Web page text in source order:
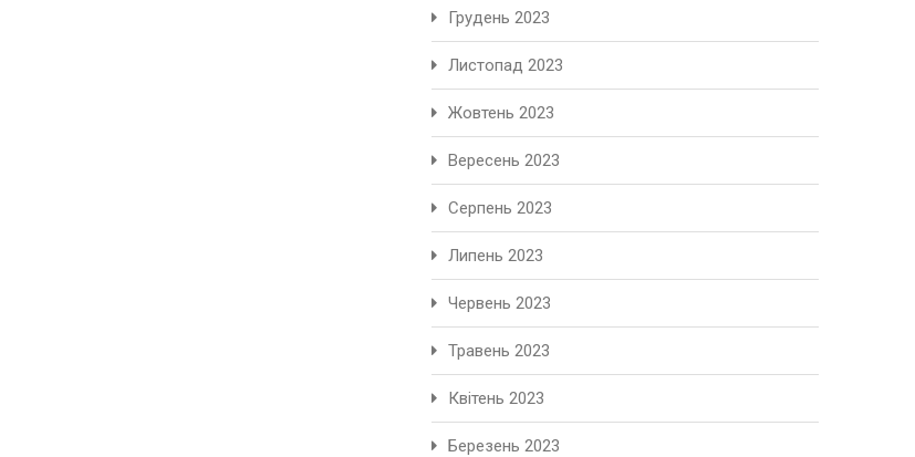
Грудень 2023
Листопад 2023
Жовтень 2023
Вересень 2023
Серпень 2023
Липень 2023
Червень 2023
Травень 2023
Квітень 2023
Березень 2023